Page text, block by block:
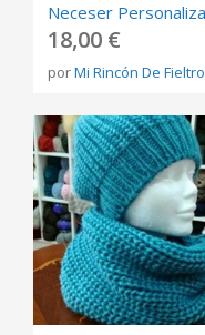
18,00 €
porMi Rincón De Fieltro